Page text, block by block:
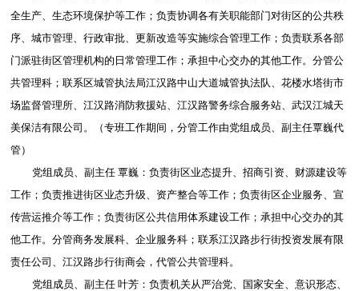
全生产、生态环境保护等工作；负责协调各有关职能部门对街区的公共秩
序、城市管理、行政审批、更新改造等实施综合管理工作；负责联系各部
门派驻街区管理机构的日常管理工作；承担中心交办的其他工作。分管公
共管理科；联系区城管执法局江汉路中山大道城管执法队、花楼水塔街市
场监督管理所、江汉路消防救援站、江汉路警务综合服务站、武汉江城天
美保洁有限公司。（专班工作期间，分管工作由党组成员、副主任覃巍代
管）
党组成员、副主任 覃巍：负责街区业态提升、招商引资、财源建设等
工作；负责推进街区业态升级、资产整合等工作；负责街区企业服务、宣
传营运推介等工作；负责街区公共信用体系建设工作；承担中心交办的其
他工作。分管商务发展科、企业服务科；联系江汉路步行街投资发展有限
责任公司、江汉路步行街商会，代管公共管理科。
党组成员、副主任 叶芳：负责机关从严治党、国家安全、意识形态、